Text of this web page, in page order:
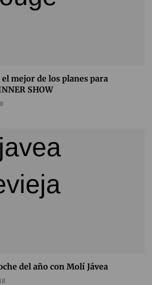
mejor de los planes para
SHOW
del año con Molí Jávea